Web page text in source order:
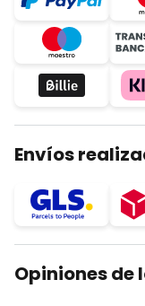
Envíos
Opiniones de